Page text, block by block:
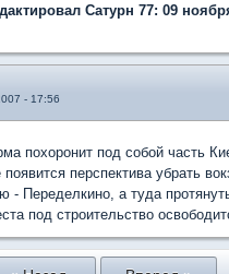
Сатурн 77: 09
- 17:56
похоронит под собой часть
перспектива убрать
- Переделкино, а туда
под строительство